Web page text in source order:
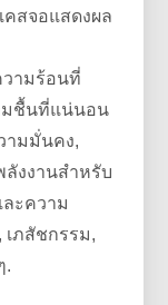
คสจอแสดงผล
ามร้อนที่
มชื้นที่แน่นอน
ามมั่นคง,
งงานสำหรับ
ะความ
เภสัชกรรม,
.